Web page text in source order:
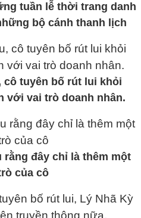
tuần lễ thời trang danh
bộ cánh thanh lịch
tuyên bố rút lui khỏi
với vai trò doanh nhân.
đây chỉ là thêm một
của cô